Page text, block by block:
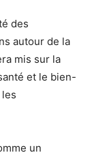
des
autour de la
mis sur la
et le bien-
un